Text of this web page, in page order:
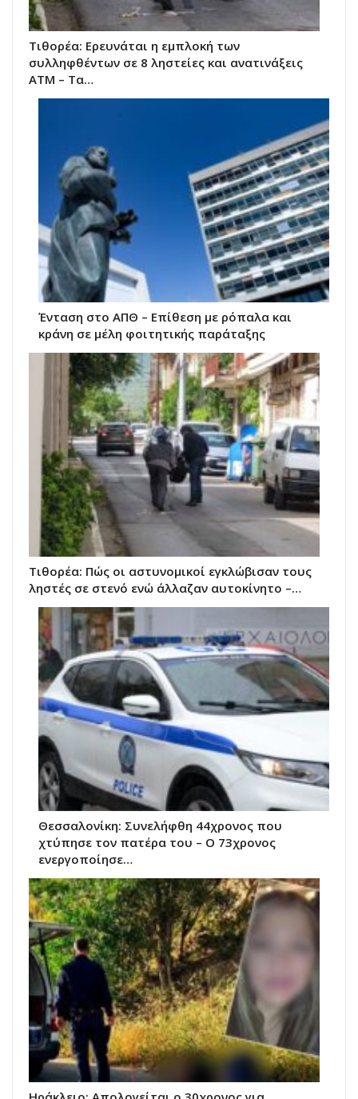
Τιθορέα: Ερευνάται η εμπλοκή των
συλληφθέντων σε 8 ληστείες και ανατινάξεις
ΑΤΜ – Τα…
Ένταση στο ΑΠΘ – Επίθεση με ρόπαλα και
κράνη σε μέλη φοιτητικής παράταξης
Τιθορέα: Πώς οι αστυνομικοί εγκλώβισαν τους
ληστές σε στενό ενώ άλλαζαν αυτοκίνητο –…
Θεσσαλονίκη: Συνελήφθη 44χρονος που
χτύπησε τον πατέρα του – Ο 73χρονος
ενεργοποίησε…